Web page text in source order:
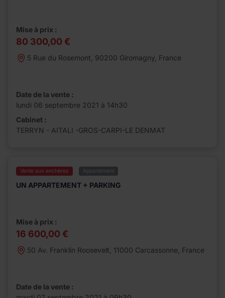
Mise à prix :
80 300,00 €
5 Rue du Rosemont, 90200 Giromagny, France
Date de la vente :
lundi 06 septembre 2021 à 14h30
Cabinet :
TERRYN - AITALI -GROS-CARPI-LE DENMAT
Vente aux enchères Appartement
UN APPARTEMENT + PARKING
Mise à prix :
16 600,00 €
50 Av. Franklin Roosevelt, 11000 Carcassonne, France
Date de la vente :